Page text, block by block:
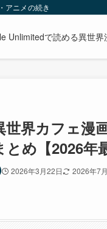
アニメの続き
Unlimitedで読める異世
世界カフェ漫
とめ【2026年
2026年3月22日 2026年7